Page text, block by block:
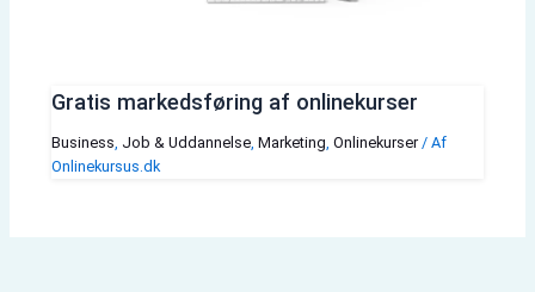
Gratis markedsføring af onlinekurser
Business, Job & Uddannelse, Marketing, Onlinekurser/ Af
Onlinekursus.dk